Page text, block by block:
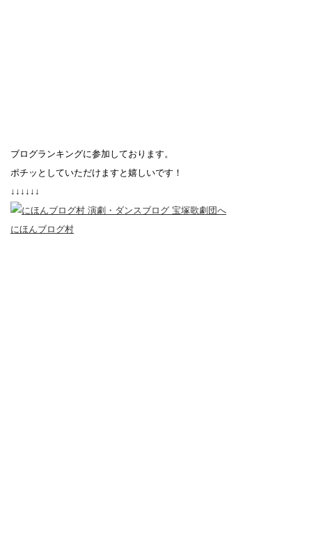
ブログランキングに参加しております。
ポチッとしていただけますと嬉しいです！
↓↓↓↓↓↓
にほんブログ村